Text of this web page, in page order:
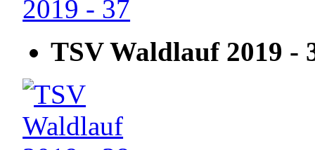
TSV Waldlauf 2019 -